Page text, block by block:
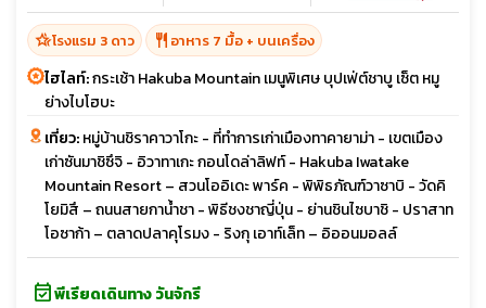
hotel_classโรงแรม 3 ดาว restaurant อาหาร 7 มื้อ + บนเครื่อง
ไฮไลท์:กระเช้า Hakuba Mountain เมนูพิเศษ บุปเฟ่ต์ชาบู เซ็ต หมู
ย่างไบโฮบะ
เที่ยว:หมู่บ้านชิราคาวาโกะ - ที่ทำการเก่าเมืองทาคายาม่า - เขตเมือง
เก่าซันมาชิซึจิ - อิวาทาเกะ กอนโดล่าลิฟท์ - Hakuba Iwatake
Mountain Resort – สวนโออิเดะ พาร์ค - พิพิธภัณฑ์วาซาบิ - วัดคิ
โยมิสึ – ถนนสายกาน้ำชา - พิธีชงชาญี่ปุ่น - ย่านชินไซบาชิ - ปราสาท
โอซาก้า – ตลาดปลาคุโรมง - ริงกุ เอาท์เล็ท – อิออนมอลล์
event_availableพีเรียดเดินทาง วันจักรี